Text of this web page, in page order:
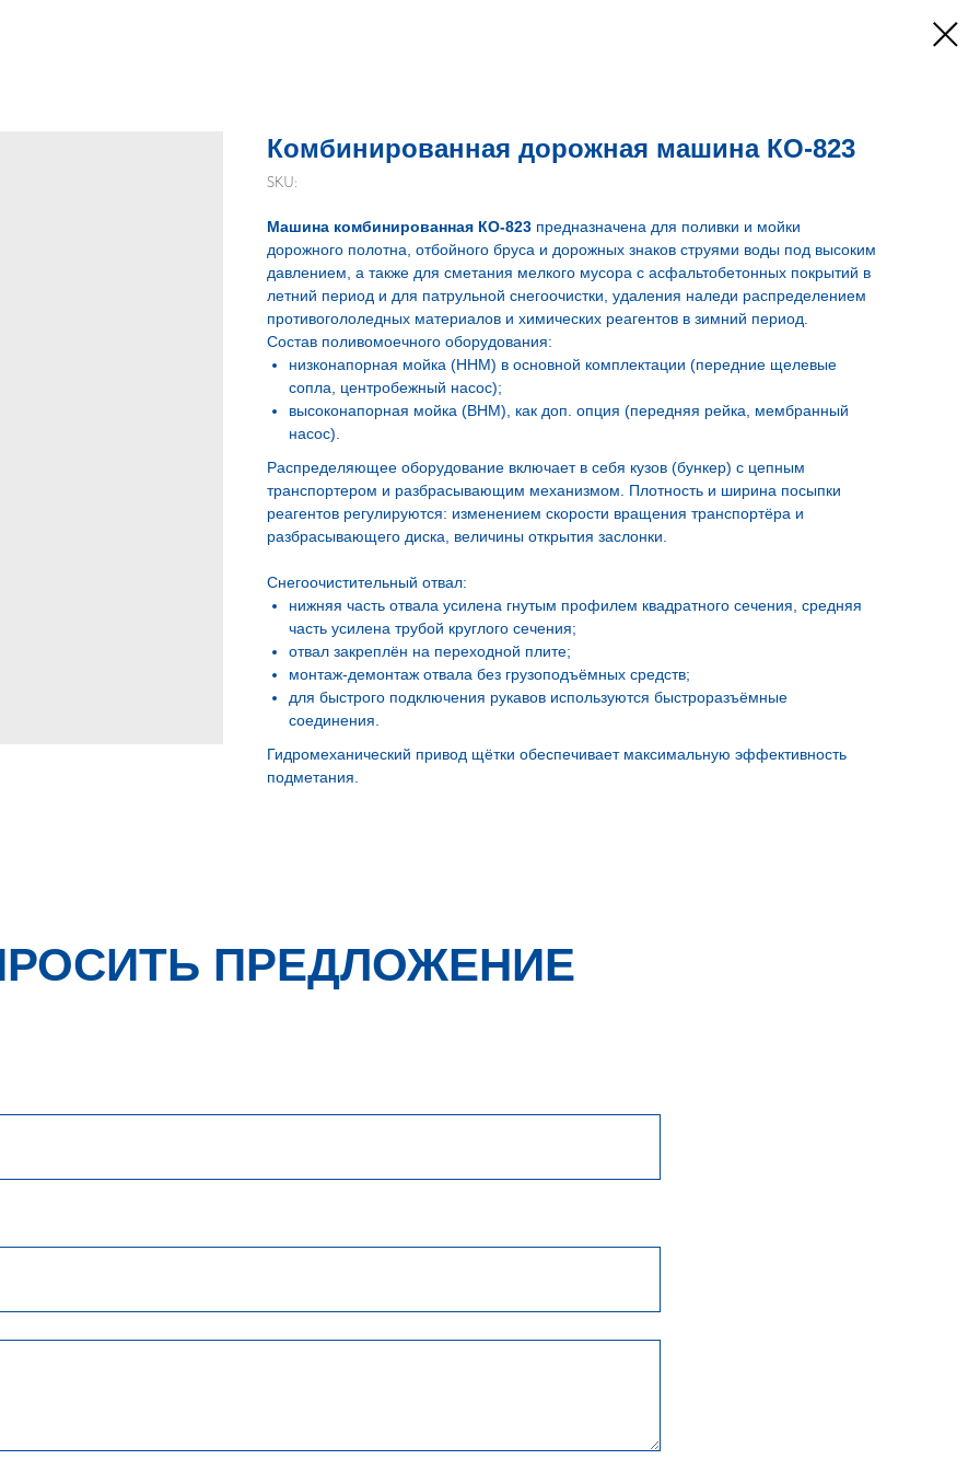
Комбинированная дорожная машина КО-823
SKU:
Машина комбинированная КО-823 предназначена для поливки и мойки
дорожного полотна, отбойного бруса и дорожных знаков струями воды под высоким
давлением, а также для сметания мелкого мусора с асфальтобетонных покрытий в
летний период и для патрульной снегоочистки, удаления наледи распределением
противогололедных материалов и химических реагентов в зимний период.
Состав поливомоечного оборудования:
низконапорная мойка (ННМ) в основной комплектации (передние щелевые
сопла, центробежный насос);
высоконапорная мойка (ВНМ), как доп. опция (передняя рейка, мембранный
насос).
Распределяющее оборудование включает в себя кузов (бункер) с цепным
транспортером и разбрасывающим механизмом. Плотность и ширина посыпки
реагентов регулируются: изменением скорости вращения транспортёра и
разбрасывающего диска, величины открытия заслонки.
Снегоочистительный отвал:
нижняя часть отвала усилена гнутым профилем квадратного сечения, средняя
часть усилена трубой круглого сечения;
отвал закреплён на переходной плите;
монтаж-демонтаж отвала без грузоподъёмных средств;
для быстрого подключения рукавов используются быстроразъёмные
соединения.
Гидромеханический привод щётки обеспечивает максимальную эффективность
подметания.
ПРЕДЛОЖЕНИЕ